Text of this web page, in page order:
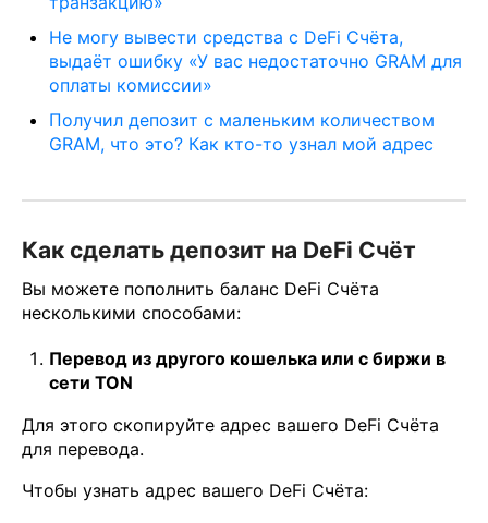
Не могу вывести средства с DeFi Счёта,
выдаёт ошибку «У вас недостаточно GRAM для
оплаты комиссии»
Получил депозит с маленьким количеством
GRAM, что это? Как кто-то узнал мой адрес
Как сделать депозит на DeFi Счёт
Вы можете пополнить баланс DeFi Счёта
несколькими способами:
Перевод из другого кошелька или с биржи в
сети TON
Для этого скопируйте адрес вашего DeFi Счёта
для перевода.
Чтобы узнать адрес вашего DeFi Счёта: